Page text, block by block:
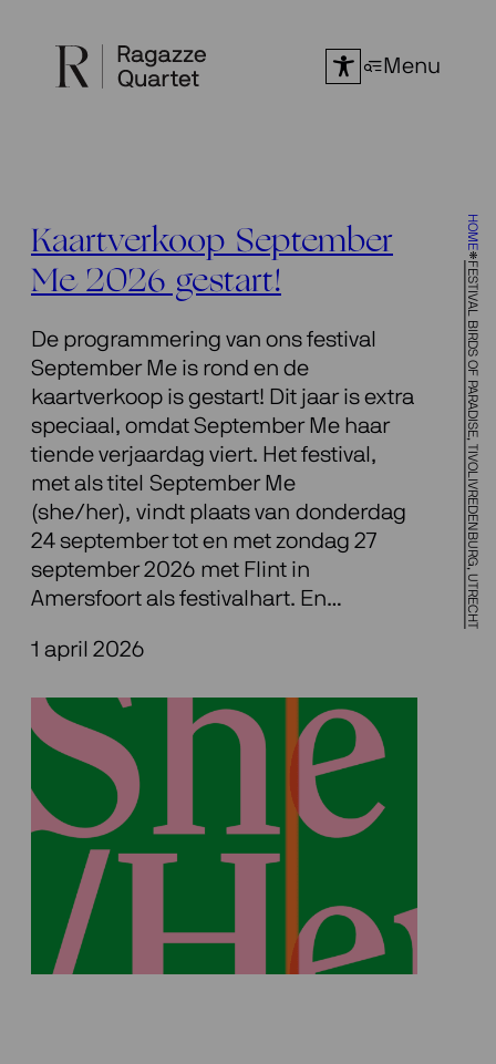
HOME
FESTIVAL BIRDS OF PARADISE, TIVOLIVREDENBURG, UTRECHT
Menu
Kaartverkoop September
Me 2026 gestart!
De programmering van ons festival
September Me is rond en de
kaartverkoop is gestart! Dit jaar is extra
speciaal, omdat September Me haar
tiende verjaardag viert. Het festival,
met als titel September Me
(she/her), vindt plaats van donderdag
24 september tot en met zondag 27
september 2026 met Flint in
Amersfoort als festivalhart. En…
1 april 2026